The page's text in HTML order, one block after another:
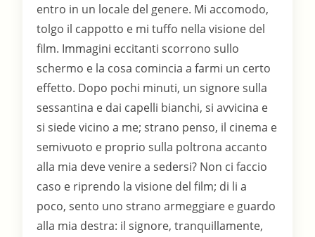
entro in un locale del genere. Mi accomodo,
tolgo il cappotto e mi tuffo nella visione del
film. Immagini eccitanti scorrono sullo
schermo e la cosa comincia a farmi un certo
effetto. Dopo pochi minuti, un signore sulla
sessantina e dai capelli bianchi, si avvicina e
si siede vicino a me; strano penso, il cinema e
semivuoto e proprio sulla poltrona accanto
alla mia deve venire a sedersi? Non ci faccio
caso e riprendo la visione del film; di li a
poco, sento uno strano armeggiare e guardo
alla mia destra: il signore, tranquillamente,